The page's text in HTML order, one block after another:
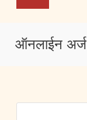
ऑनलाईन अर्ज